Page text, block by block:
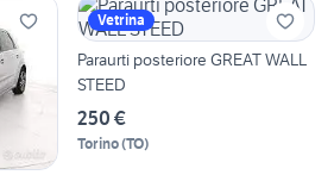
Vetrina
Paraurti posteriore GREAT WALL
STEED
250 €
Torino(TO)